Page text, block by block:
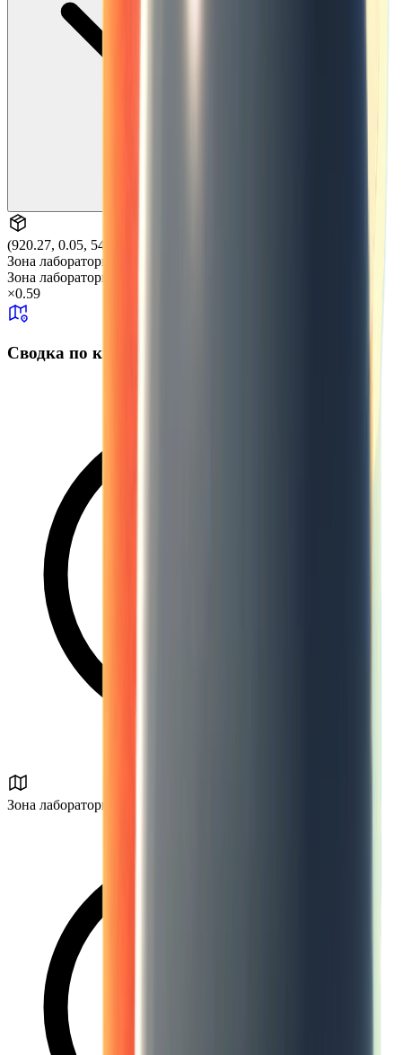
(920.27, 0.05, 549.43)
Зона лаборатории № 37
Зона лаборатории № 37
×0.59
Сводка по карте
Зона лаборатории № 37